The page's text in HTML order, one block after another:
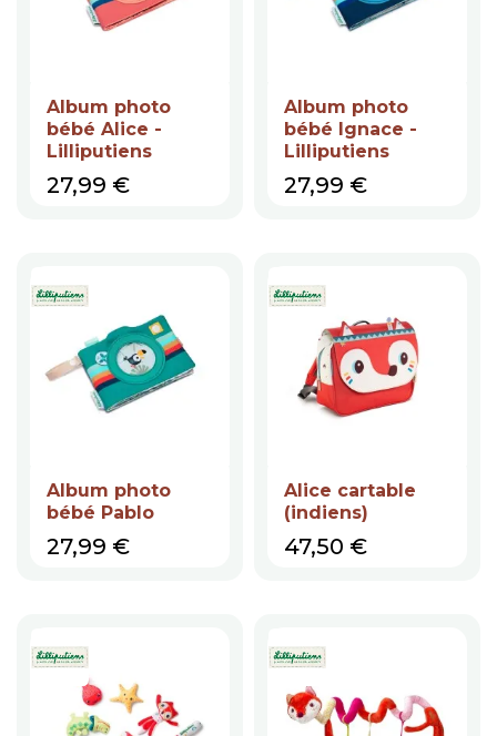
Album photo
bébé Alice -
Lilliputiens
Prix
27,99 €
Album photo
bébé Ignace -
Lilliputiens
Prix
27,99 €
Album photo
bébé Pablo
Prix
27,99 €
Alice cartable
(indiens)
Prix
47,50 €